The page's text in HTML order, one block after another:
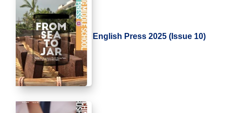
English Press 2025 (Issue 10)